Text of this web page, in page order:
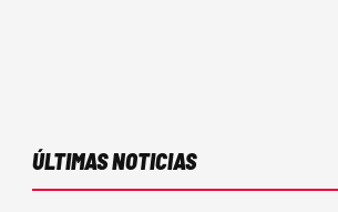
ÚLTIMAS NOTICIAS